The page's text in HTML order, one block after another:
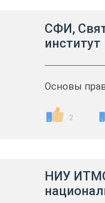
СФИ,
институт
Основы
2
НИУ